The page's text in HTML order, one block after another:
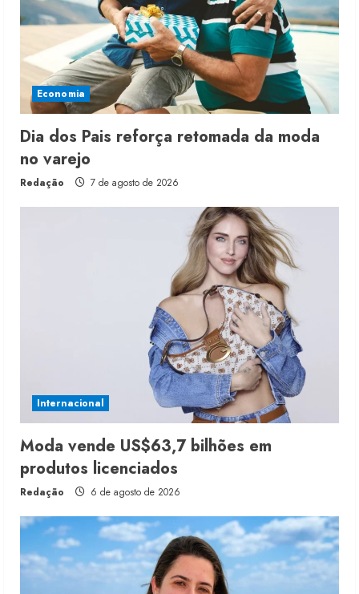
Economia
Dia dos Pais reforça retomada da moda
no varejo
Redação 7 de agosto de 2026
Internacional
Moda vende US$63,7 bilhões em
produtos licenciados
Redação 6 de agosto de 2026